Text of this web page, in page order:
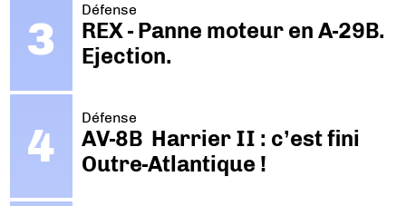
Défense
REX - Panne moteur en A-29B.
Ejection.
Défense
AV-8B Harrier II : c’est fini
Outre-Atlantique !